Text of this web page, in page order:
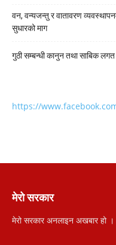
वन, वन्यजन्तु र वातावरण
सुधारको माग
गुठी सम्बन्धी कानुन तथा साबिक
https://
मेरो सरकार
मेरो सरकार अनलाइन अखबार हो ।